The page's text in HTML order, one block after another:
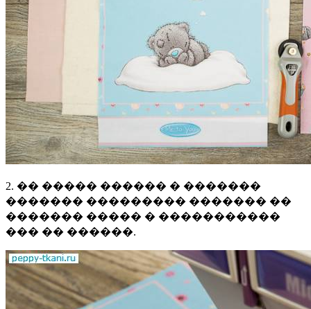
2. �� ����� ������ � �������
������� ��������� ������� ��
������� ����� � �����������
��� �� ������.